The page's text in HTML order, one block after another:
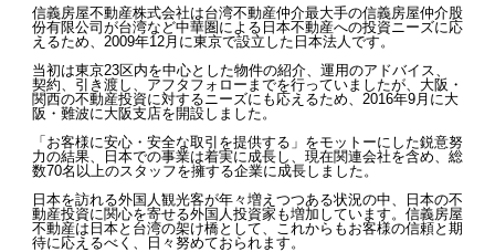
信義房屋不動産株式会社は台湾不動産仲介最大手の信義房屋仲介股
份有限公司が台湾など中華圏による日本不動産への投資ニーズに応
えるため、2009年12月に東京で設立した日本法人です。
当初は東京23区内を中心とした物件の紹介、運用のアドバイス、
契約、引き渡し、アフタフォローまでを行っていましたが、大阪・
関西の不動産投資に対するニーズにも応えるため、2016年9月に大
阪・難波に大阪支店を開設しました。
「お客様に安心・安全な取引を提供する」をモットーにした鋭意努
力の結果、日本での事業は着実に成長し、現在関連会社を含め、総
数70名以上のスタッフを擁する企業に成長しました。
日本を訪れる外国人観光客が年々増えつつある状況の中、日本の不
動産投資に関心を寄せる外国人投資家も増加しています。信義房屋
不動産は日本と台湾の架け橋として、これからもお客様の信頼と期
待に応えるべく、日々努めておられます。